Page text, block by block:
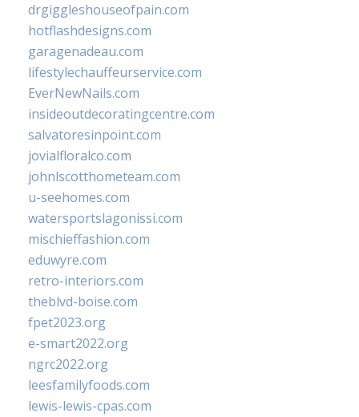
drgiggleshouseofpain.com
hotflashdesigns.com
garagenadeau.com
lifestylechauffeurservice.com
EverNewNails.com
insideoutdecoratingcentre.com
salvatoresinpoint.com
jovialfloralco.com
johnlscotthometeam.com
u-seehomes.com
watersportslagonissi.com
mischieffashion.com
eduwyre.com
retro-interiors.com
theblvd-boise.com
fpet2023.org
e-smart2022.org
ngrc2022.org
leesfamilyfoods.com
lewis-lewis-cpas.com